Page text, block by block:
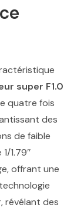
super F1.0
quatre fois
des
de faible
1.79″
offrant une
révélant des